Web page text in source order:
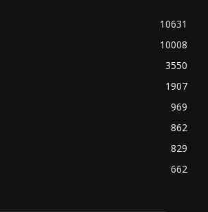
10631
10008
3550
1907
969
862
829
662